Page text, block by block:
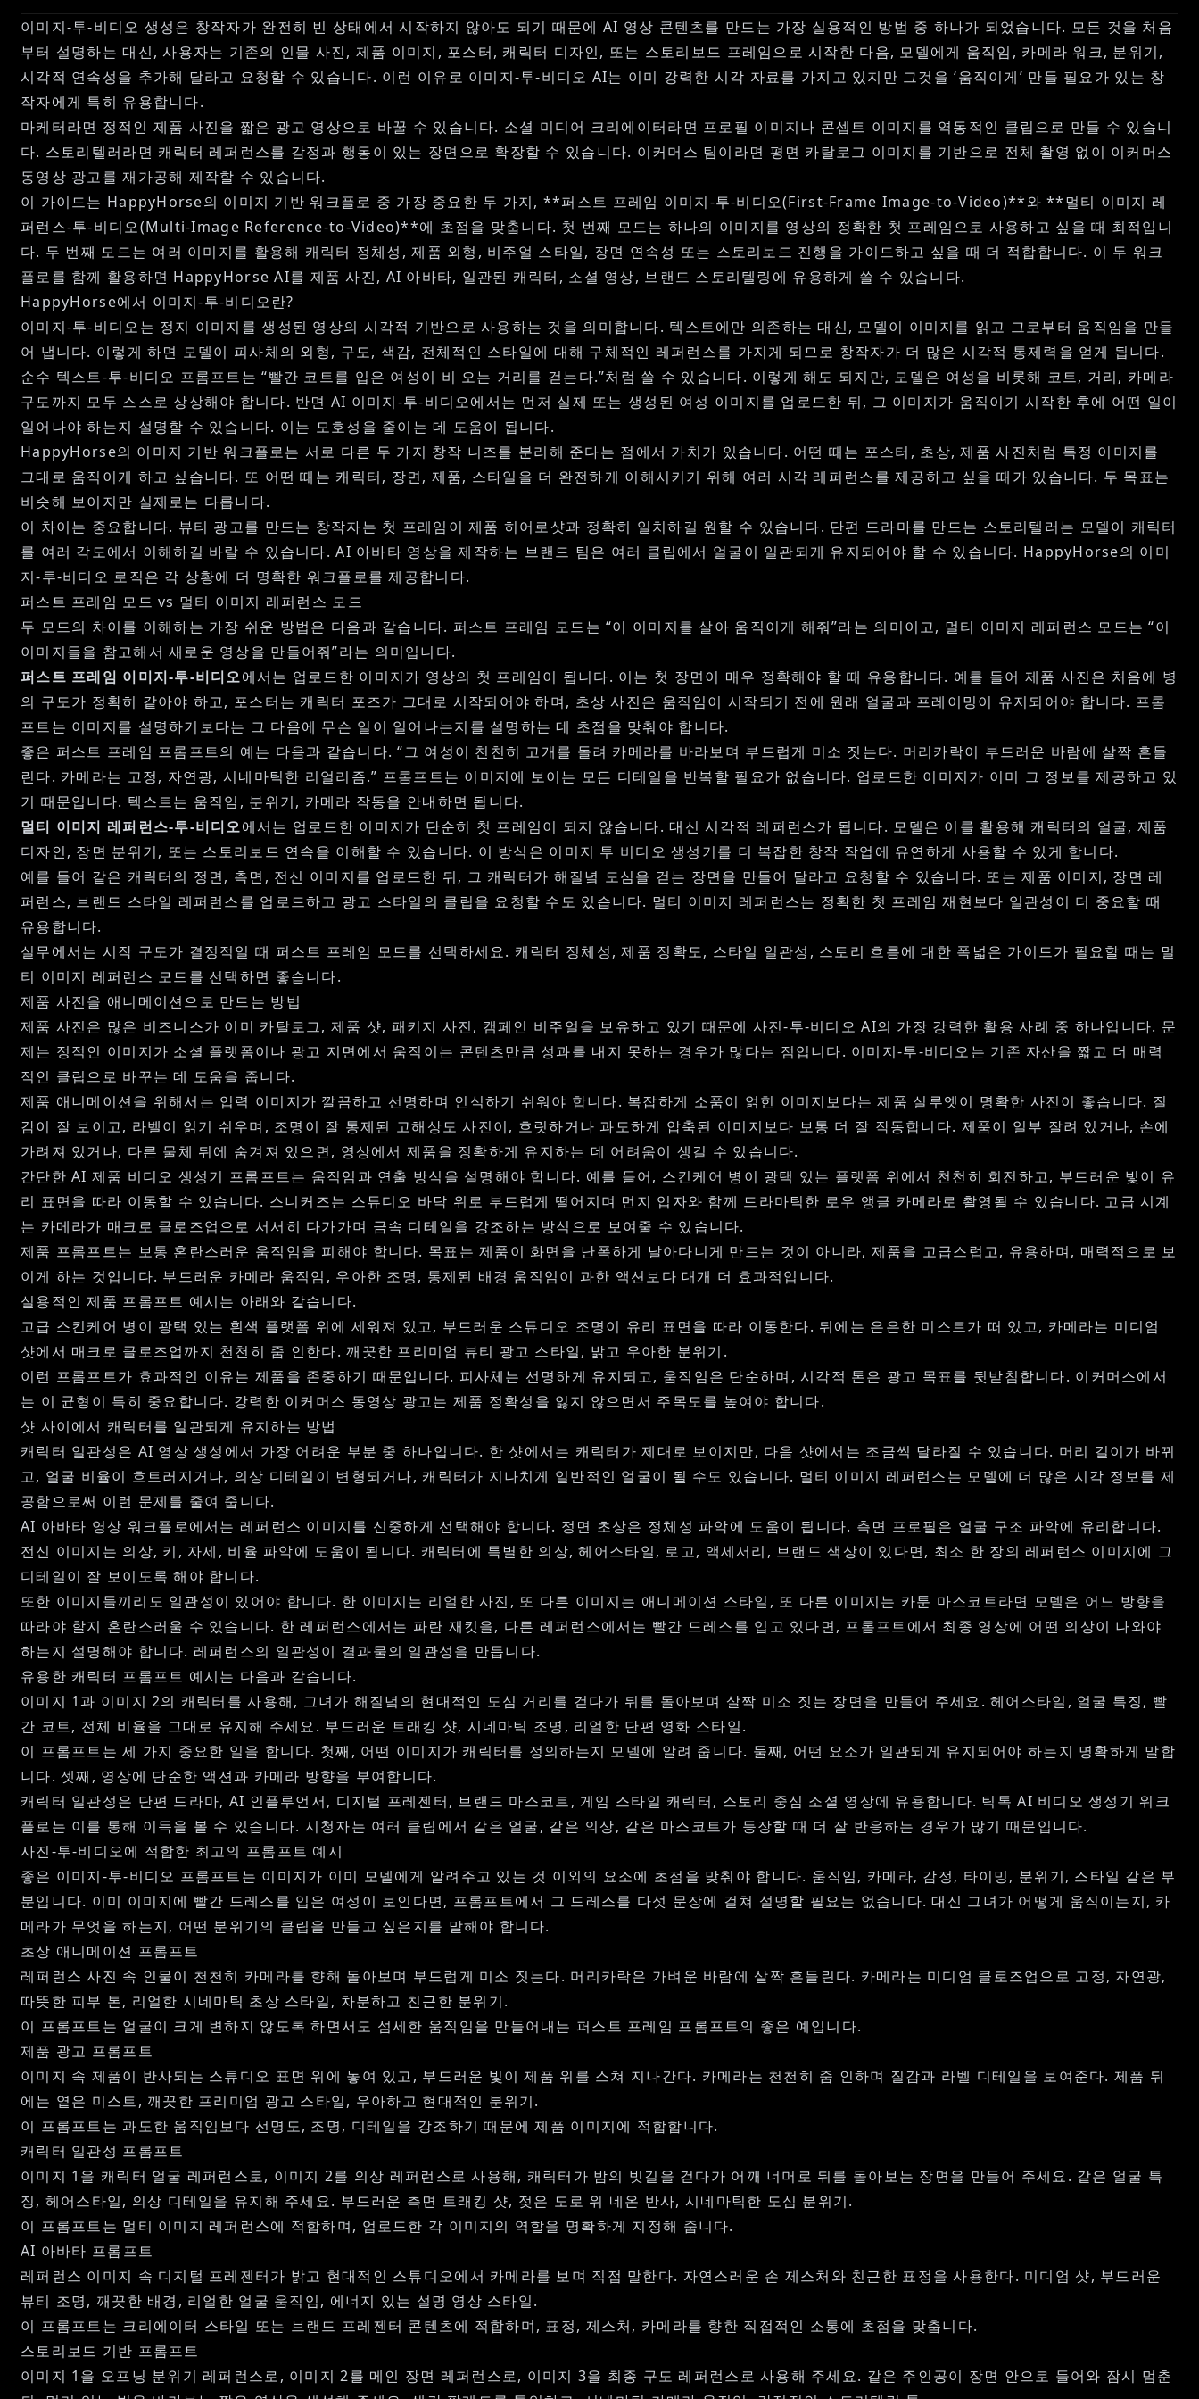
이미지-투-비디오 생성은 창작자가 완전히 빈 상태에서 시작하지 않아도 되기 때문에 AI 영상 콘텐츠를 만드는 가장 실용적인 방법 중 하나가 되었습니다. 모든 것을 처음
부터 설명하는 대신, 사용자는 기존의 인물 사진, 제품 이미지, 포스터, 캐릭터 디자인, 또는 스토리보드 프레임으로 시작한 다음, 모델에게 움직임, 카메라 워크, 분위기,
시각적 연속성을 추가해 달라고 요청할 수 있습니다. 이런 이유로 이미지-투-비디오 AI는 이미 강력한 시각 자료를 가지고 있지만 그것을 ‘움직이게’ 만들 필요가 있는 창
작자에게 특히 유용합니다.
마케터라면 정적인 제품 사진을 짧은 광고 영상으로 바꿀 수 있습니다. 소셜 미디어 크리에이터라면 프로필 이미지나 콘셉트 이미지를 역동적인 클립으로 만들 수 있습니
다. 스토리텔러라면 캐릭터 레퍼런스를 감정과 행동이 있는 장면으로 확장할 수 있습니다. 이커머스 팀이라면 평면 카탈로그 이미지를 기반으로 전체 촬영 없이 이커머스
동영상 광고를 재가공해 제작할 수 있습니다.
이 가이드는 HappyHorse의 이미지 기반 워크플로 중 가장 중요한 두 가지, **퍼스트 프레임 이미지-투-비디오(First-Frame Image-to-Video)**와 **멀티 이미지 레
퍼런스-투-비디오(Multi-Image Reference-to-Video)**에 초점을 맞춥니다. 첫 번째 모드는 하나의 이미지를 영상의 정확한 첫 프레임으로 사용하고 싶을 때 최적입니
다. 두 번째 모드는 여러 이미지를 활용해 캐릭터 정체성, 제품 외형, 비주얼 스타일, 장면 연속성 또는 스토리보드 진행을 가이드하고 싶을 때 더 적합합니다. 이 두 워크
플로를 함께 활용하면 HappyHorse AI를 제품 사진, AI 아바타, 일관된 캐릭터, 소셜 영상, 브랜드 스토리텔링에 유용하게 쓸 수 있습니다.
HappyHorse에서 이미지-투-비디오란?
이미지-투-비디오는 정지 이미지를 생성된 영상의 시각적 기반으로 사용하는 것을 의미합니다. 텍스트에만 의존하는 대신, 모델이 이미지를 읽고 그로부터 움직임을 만들
어 냅니다. 이렇게 하면 모델이 피사체의 외형, 구도, 색감, 전체적인 스타일에 대해 구체적인 레퍼런스를 가지게 되므로 창작자가 더 많은 시각적 통제력을 얻게 됩니다.
순수 텍스트-투-비디오 프롬프트는 “빨간 코트를 입은 여성이 비 오는 거리를 걷는다.”처럼 쓸 수 있습니다. 이렇게 해도 되지만, 모델은 여성을 비롯해 코트, 거리, 카메라
구도까지 모두 스스로 상상해야 합니다. 반면 AI 이미지-투-비디오에서는 먼저 실제 또는 생성된 여성 이미지를 업로드한 뒤, 그 이미지가 움직이기 시작한 후에 어떤 일이
일어나야 하는지 설명할 수 있습니다. 이는 모호성을 줄이는 데 도움이 됩니다.
HappyHorse의 이미지 기반 워크플로는 서로 다른 두 가지 창작 니즈를 분리해 준다는 점에서 가치가 있습니다. 어떤 때는 포스터, 초상, 제품 사진처럼 특정 이미지를
그대로 움직이게 하고 싶습니다. 또 어떤 때는 캐릭터, 장면, 제품, 스타일을 더 완전하게 이해시키기 위해 여러 시각 레퍼런스를 제공하고 싶을 때가 있습니다. 두 목표는
비슷해 보이지만 실제로는 다릅니다.
이 차이는 중요합니다. 뷰티 광고를 만드는 창작자는 첫 프레임이 제품 히어로샷과 정확히 일치하길 원할 수 있습니다. 단편 드라마를 만드는 스토리텔러는 모델이 캐릭터
를 여러 각도에서 이해하길 바랄 수 있습니다.AI 아바타 영상을 제작하는 브랜드 팀은 여러 클립에서 얼굴이 일관되게 유지되어야 할 수 있습니다. HappyHorse의 이미
지-투-비디오 로직은 각 상황에 더 명확한 워크플로를 제공합니다.
퍼스트 프레임 모드 vs 멀티 이미지 레퍼런스 모드
두 모드의 차이를 이해하는 가장 쉬운 방법은 다음과 같습니다. 퍼스트 프레임 모드는 “이 이미지를 살아 움직이게 해줘”라는 의미이고, 멀티 이미지 레퍼런스 모드는 “이
이미지들을 참고해서 새로운 영상을 만들어줘”라는 의미입니다.
퍼스트 프레임 이미지-투-비디오에서는 업로드한 이미지가 영상의 첫 프레임이 됩니다. 이는 첫 장면이 매우 정확해야 할 때 유용합니다. 예를 들어 제품 사진은 처음에 병
의 구도가 정확히 같아야 하고, 포스터는 캐릭터 포즈가 그대로 시작되어야 하며, 초상 사진은 움직임이 시작되기 전에 원래 얼굴과 프레이밍이 유지되어야 합니다. 프롬
프트는 이미지를 설명하기보다는 그 다음에 무슨 일이 일어나는지를 설명하는 데 초점을 맞춰야 합니다.
좋은 퍼스트 프레임 프롬프트의 예는 다음과 같습니다. “그 여성이 천천히 고개를 돌려 카메라를 바라보며 부드럽게 미소 짓는다. 머리카락이 부드러운 바람에 살짝 흔들
린다. 카메라는 고정, 자연광, 시네마틱한 리얼리즘.” 프롬프트는 이미지에 보이는 모든 디테일을 반복할 필요가 없습니다. 업로드한 이미지가 이미 그 정보를 제공하고 있
기 때문입니다. 텍스트는 움직임, 분위기, 카메라 작동을 안내하면 됩니다.
멀티 이미지 레퍼런스-투-비디오에서는 업로드한 이미지가 단순히 첫 프레임이 되지 않습니다. 대신 시각적 레퍼런스가 됩니다. 모델은 이를 활용해 캐릭터의 얼굴, 제품
디자인, 장면 분위기, 또는 스토리보드 연속을 이해할 수 있습니다. 이 방식은 이미지 투 비디오 생성기를 더 복잡한 창작 작업에 유연하게 사용할 수 있게 합니다.
예를 들어 같은 캐릭터의 정면, 측면, 전신 이미지를 업로드한 뒤, 그 캐릭터가 해질녘 도심을 걷는 장면을 만들어 달라고 요청할 수 있습니다. 또는 제품 이미지, 장면 레
퍼런스, 브랜드 스타일 레퍼런스를 업로드하고 광고 스타일의 클립을 요청할 수도 있습니다. 멀티 이미지 레퍼런스는 정확한 첫 프레임 재현보다 일관성이 더 중요할 때
유용합니다.
실무에서는 시작 구도가 결정적일 때 퍼스트 프레임 모드를 선택하세요. 캐릭터 정체성, 제품 정확도, 스타일 일관성, 스토리 흐름에 대한 폭넓은 가이드가 필요할 때는 멀
티 이미지 레퍼런스 모드를 선택하면 좋습니다.
제품 사진을 애니메이션으로 만드는 방법
제품 사진은 많은 비즈니스가 이미 카탈로그, 제품 샷, 패키지 사진, 캠페인 비주얼을 보유하고 있기 때문에 사진-투-비디오 AI의 가장 강력한 활용 사례 중 하나입니다. 문
제는 정적인 이미지가 소셜 플랫폼이나 광고 지면에서 움직이는 콘텐츠만큼 성과를 내지 못하는 경우가 많다는 점입니다. 이미지-투-비디오는 기존 자산을 짧고 더 매력
적인 클립으로 바꾸는 데 도움을 줍니다.
제품 애니메이션을 위해서는 입력 이미지가 깔끔하고 선명하며 인식하기 쉬워야 합니다. 복잡하게 소품이 얽힌 이미지보다는 제품 실루엣이 명확한 사진이 좋습니다. 질
감이 잘 보이고, 라벨이 읽기 쉬우며, 조명이 잘 통제된 고해상도 사진이, 흐릿하거나 과도하게 압축된 이미지보다 보통 더 잘 작동합니다. 제품이 일부 잘려 있거나, 손에
가려져 있거나, 다른 물체 뒤에 숨겨져 있으면, 영상에서 제품을 정확하게 유지하는 데 어려움이 생길 수 있습니다.
간단한AI 제품 비디오 생성기 프롬프트는 움직임과 연출 방식을 설명해야 합니다. 예를 들어, 스킨케어 병이 광택 있는 플랫폼 위에서 천천히 회전하고, 부드러운 빛이 유
리 표면을 따라 이동할 수 있습니다. 스니커즈는 스튜디오 바닥 위로 부드럽게 떨어지며 먼지 입자와 함께 드라마틱한 로우 앵글 카메라로 촬영될 수 있습니다. 고급 시계
는 카메라가 매크로 클로즈업으로 서서히 다가가며 금속 디테일을 강조하는 방식으로 보여줄 수 있습니다.
제품 프롬프트는 보통 혼란스러운 움직임을 피해야 합니다. 목표는 제품이 화면을 난폭하게 날아다니게 만드는 것이 아니라, 제품을 고급스럽고, 유용하며, 매력적으로 보
이게 하는 것입니다. 부드러운 카메라 움직임, 우아한 조명, 통제된 배경 움직임이 과한 액션보다 대개 더 효과적입니다.
실용적인 제품 프롬프트 예시는 아래와 같습니다.
고급 스킨케어 병이 광택 있는 흰색 플랫폼 위에 세워져 있고, 부드러운 스튜디오 조명이 유리 표면을 따라 이동한다. 뒤에는 은은한 미스트가 떠 있고, 카메라는 미디엄
샷에서 매크로 클로즈업까지 천천히 줌 인한다. 깨끗한 프리미엄 뷰티 광고 스타일, 밝고 우아한 분위기.
이런 프롬프트가 효과적인 이유는 제품을 존중하기 때문입니다. 피사체는 선명하게 유지되고, 움직임은 단순하며, 시각적 톤은 광고 목표를 뒷받침합니다. 이커머스에서
는 이 균형이 특히 중요합니다. 강력한 이커머스 동영상 광고는 제품 정확성을 잃지 않으면서 주목도를 높여야 합니다.
샷 사이에서 캐릭터를 일관되게 유지하는 방법
캐릭터 일관성은 AI 영상 생성에서 가장 어려운 부분 중 하나입니다. 한 샷에서는 캐릭터가 제대로 보이지만, 다음 샷에서는 조금씩 달라질 수 있습니다. 머리 길이가 바뀌
고, 얼굴 비율이 흐트러지거나, 의상 디테일이 변형되거나, 캐릭터가 지나치게 일반적인 얼굴이 될 수도 있습니다. 멀티 이미지 레퍼런스는 모델에 더 많은 시각 정보를 제
공함으로써 이런 문제를 줄여 줍니다.
AI 아바타 영상 워크플로에서는 레퍼런스 이미지를 신중하게 선택해야 합니다. 정면 초상은 정체성 파악에 도움이 됩니다. 측면 프로필은 얼굴 구조 파악에 유리합니다.
전신 이미지는 의상, 키, 자세, 비율 파악에 도움이 됩니다. 캐릭터에 특별한 의상, 헤어스타일, 로고, 액세서리, 브랜드 색상이 있다면, 최소 한 장의 레퍼런스 이미지에 그
디테일이 잘 보이도록 해야 합니다.
또한 이미지들끼리도 일관성이 있어야 합니다. 한 이미지는 리얼한 사진, 또 다른 이미지는 애니메이션 스타일, 또 다른 이미지는 카툰 마스코트라면 모델은 어느 방향을
따라야 할지 혼란스러울 수 있습니다. 한 레퍼런스에서는 파란 재킷을, 다른 레퍼런스에서는 빨간 드레스를 입고 있다면, 프롬프트에서 최종 영상에 어떤 의상이 나와야
하는지 설명해야 합니다. 레퍼런스의 일관성이 결과물의 일관성을 만듭니다.
유용한 캐릭터 프롬프트 예시는 다음과 같습니다.
이미지 1과 이미지 2의 캐릭터를 사용해, 그녀가 해질녘의 현대적인 도심 거리를 걷다가 뒤를 돌아보며 살짝 미소 짓는 장면을 만들어 주세요. 헤어스타일, 얼굴 특징, 빨
간 코트, 전체 비율을 그대로 유지해 주세요. 부드러운 트래킹 샷, 시네마틱 조명, 리얼한 단편 영화 스타일.
이 프롬프트는 세 가지 중요한 일을 합니다. 첫째, 어떤 이미지가 캐릭터를 정의하는지 모델에 알려 줍니다. 둘째, 어떤 요소가 일관되게 유지되어야 하는지 명확하게 말합
니다. 셋째, 영상에 단순한 액션과 카메라 방향을 부여합니다.
캐릭터 일관성은 단편 드라마, AI 인플루언서, 디지털 프레젠터, 브랜드 마스코트, 게임 스타일 캐릭터, 스토리 중심 소셜 영상에 유용합니다. 틱톡 AI 비디오 생성기 워크
플로는 이를 통해 이득을 볼 수 있습니다. 시청자는 여러 클립에서 같은 얼굴, 같은 의상, 같은 마스코트가 등장할 때 더 잘 반응하는 경우가 많기 때문입니다.
사진-투-비디오에 적합한 최고의 프롬프트 예시
좋은 이미지-투-비디오 프롬프트는 이미지가 이미 모델에게 알려주고 있는 것 이외의 요소에 초점을 맞춰야 합니다. 움직임, 카메라, 감정, 타이밍, 분위기, 스타일 같은 부
분입니다. 이미 이미지에 빨간 드레스를 입은 여성이 보인다면, 프롬프트에서 그 드레스를 다섯 문장에 걸쳐 설명할 필요는 없습니다. 대신 그녀가 어떻게 움직이는지, 카
메라가 무엇을 하는지, 어떤 분위기의 클립을 만들고 싶은지를 말해야 합니다.
초상 애니메이션 프롬프트
레퍼런스 사진 속 인물이 천천히 카메라를 향해 돌아보며 부드럽게 미소 짓는다. 머리카락은 가벼운 바람에 살짝 흔들린다. 카메라는 미디엄 클로즈업으로 고정, 자연광,
따뜻한 피부 톤, 리얼한 시네마틱 초상 스타일, 차분하고 친근한 분위기.
이 프롬프트는 얼굴이 크게 변하지 않도록 하면서도 섬세한 움직임을 만들어내는 퍼스트 프레임 프롬프트의 좋은 예입니다.
제품 광고 프롬프트
이미지 속 제품이 반사되는 스튜디오 표면 위에 놓여 있고, 부드러운 빛이 제품 위를 스쳐 지나간다. 카메라는 천천히 줌 인하며 질감과 라벨 디테일을 보여준다. 제품 뒤
에는 옅은 미스트, 깨끗한 프리미엄 광고 스타일, 우아하고 현대적인 분위기.
이 프롬프트는 과도한 움직임보다 선명도, 조명, 디테일을 강조하기 때문에 제품 이미지에 적합합니다.
캐릭터 일관성 프롬프트
이미지 1을 캐릭터 얼굴 레퍼런스로, 이미지 2를 의상 레퍼런스로 사용해, 캐릭터가 밤의 빗길을 걷다가 어깨 너머로 뒤를 돌아보는 장면을 만들어 주세요. 같은 얼굴 특
징, 헤어스타일, 의상 디테일을 유지해 주세요. 부드러운 측면 트래킹 샷, 젖은 도로 위 네온 반사, 시네마틱한 도심 분위기.
이 프롬프트는 멀티 이미지 레퍼런스에 적합하며, 업로드한 각 이미지의 역할을 명확하게 지정해 줍니다.
AI 아바타 프롬프트
레퍼런스 이미지 속 디지털 프레젠터가 밝고 현대적인 스튜디오에서 카메라를 보며 직접 말한다. 자연스러운 손 제스처와 친근한 표정을 사용한다. 미디엄 샷, 부드러운
뷰티 조명, 깨끗한 배경, 리얼한 얼굴 움직임, 에너지 있는 설명 영상 스타일.
이 프롬프트는 크리에이터 스타일 또는 브랜드 프레젠터 콘텐츠에 적합하며, 표정, 제스처, 카메라를 향한 직접적인 소통에 초점을 맞춥니다.
스토리보드 기반 프롬프트
이미지 1을 오프닝 분위기 레퍼런스로, 이미지 2를 메인 장면 레퍼런스로, 이미지 3을 최종 구도 레퍼런스로 사용해 주세요. 같은 주인공이 장면 안으로 들어와 잠시 멈춘